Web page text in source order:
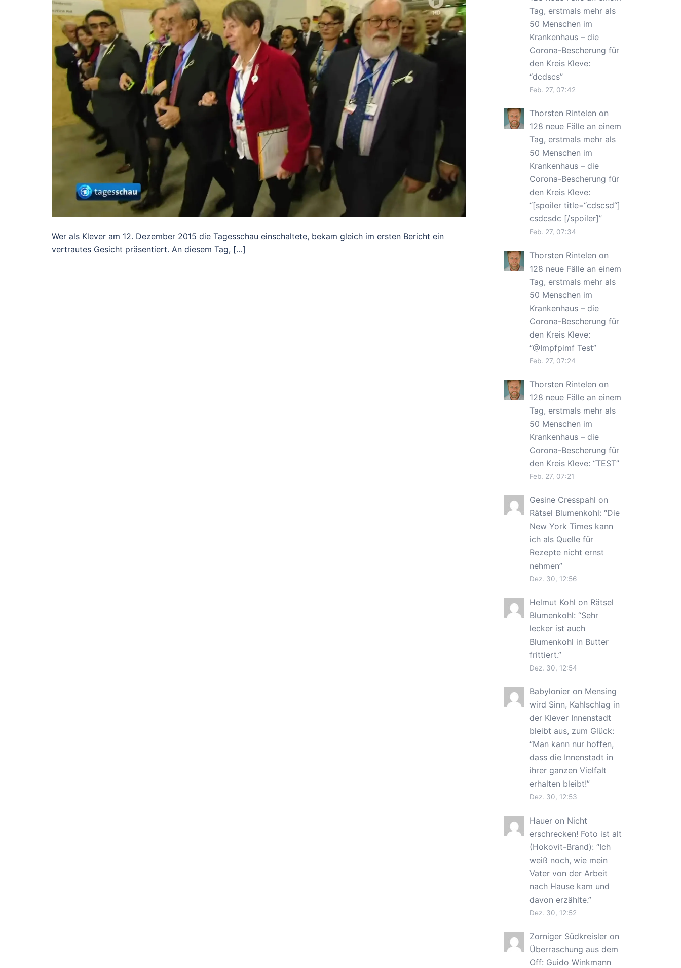
Wer als Klever am 12. Dezember 2015 die Tagesschau einschaltete, bekam gleich im ersten Bericht ein
vertrautes Gesicht präsentiert. An diesem Tag, […]
Tag, erstmals mehr als
50 Menschen im
Krankenhaus – die
Corona-Bescherung für
den Kreis Kleve:
“dcdscs”
Feb. 27, 07:42
Thorsten Rintelen on
128 neue Fälle an einem
Tag, erstmals mehr als
50 Menschen im
Krankenhaus – die
Corona-Bescherung für
den Kreis Kleve:
“[spoiler title=“cdscsd“]
csdcsdc [/spoiler]”
Feb. 27, 07:34
Thorsten Rintelen on
128 neue Fälle an einem
Tag, erstmals mehr als
50 Menschen im
Krankenhaus – die
Corona-Bescherung für
den Kreis Kleve:
“@Impfpimf Test”
Feb. 27, 07:24
Thorsten Rintelen on
128 neue Fälle an einem
Tag, erstmals mehr als
50 Menschen im
Krankenhaus – die
Corona-Bescherung für
den Kreis Kleve: “TEST”
Feb. 27, 07:21
Gesine Cresspahl on
Rätsel Blumenkohl: “Die
New York Times kann
ich als Quelle für
Rezepte nicht ernst
nehmen”
Dez. 30, 12:56
Helmut Kohl on Rätsel
Blumenkohl: “Sehr
lecker ist auch
Blumenkohl in Butter
frittiert.”
Dez. 30, 12:54
Babylonieron Mensing
wird Sinn, Kahlschlag in
der Klever Innenstadt
bleibt aus, zum Glück:
“Man kann nur hoffen,
dass die Innenstadt in
ihrer ganzen Vielfalt
erhalten bleibt!”
Dez. 30, 12:53
Haueron Nicht
erschrecken! Foto ist alt
(Hokovit-Brand): “Ich
weiß noch, wie mein
Vater von der Arbeit
nach Hause kam und
davon erzählte.”
Dez. 30, 12:52
Zorniger Südkreisleron
Überraschung aus dem
Off: Guido Winkmann